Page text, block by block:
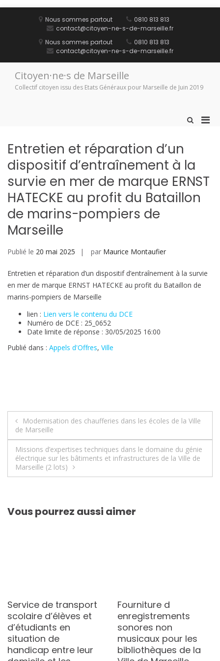
Nous sommes partout
0810 813 813
contact@citoyen-ne-s-de-marseille.fr
Nous sommes partout
0810 813 813
contact@citoyen-ne-s-de-marseille.fr
Citoyen·ne·s de Marseille
Collectif citoyen issu des Etats Généraux pour Marseille de Juin 2019
Afficher
Entretien et réparation d’un
dispositif d’entraînement à la
survie en mer de marque ERNST
HATECKE au profit du Bataillon
de marins-pompiers de
Marseille
Publié le 20 mai 2025 par Maurice Montaufier
Entretien et réparation d’un dispositif d’entraînement à la survie
en mer de marque ERNST HATECKE au profit du Bataillon de
marins-pompiers de Marseille
lien : Lien vers le contenu du DCE
Numéro de DCE : 25_0652
Date limite de réponse : 30/05/2025 16:00
Publié dans : Appels d'Offres, Ville
Navigation
de
l’article
Modernisation des chaufferies dans les écoles de la Ville
de Marseille
Missions d’expertises techniques dans le domaine du génie
électrique sur les bâtiments et infrastructures de la Ville de
Marseille (2 lots)
Vous pourrez aussi aimer
Service de transport
scolaire d’élèves et
d’étudiants en
situation de
handicap entre leur
Fourniture d
enregistrements
sonores non
musicaux pour les
bibliothèques de la